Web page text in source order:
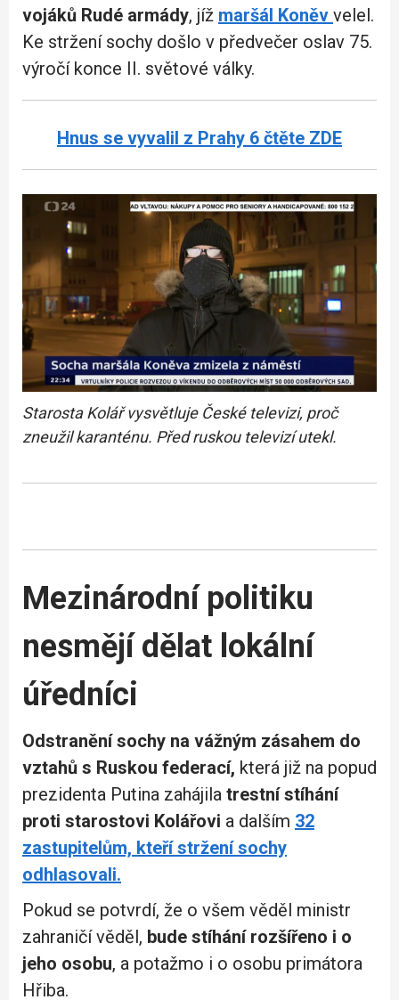
vojáků Rudé armády, jíž maršál Koněv velel.
Ke stržení sochy došlo v předvečer oslav 75.
výročí konce II. světové války.
Hnus se vyvalil z Prahy 6 čtěte ZDE
Starosta Kolář vysvětluje České televizi, proč
zneužil karanténu. Před ruskou televizí utekl.
Mezinárodní politiku
nesmějí dělat lokální
úředníci
Odstranění sochy na vážným zásahem do
vztahů s Ruskou federací, která již na popud
prezidenta Putina zahájila trestní stíhání
proti starostovi Kolářovi a dalším 32
zastupitelům, kteří stržení sochy
odhlasovali.
Pokud se potvrdí, že o všem věděl ministr
zahraničí věděl, bude stíhání rozšířeno i o
jeho osobu, a potažmo i o osobu primátora
Hřiba.